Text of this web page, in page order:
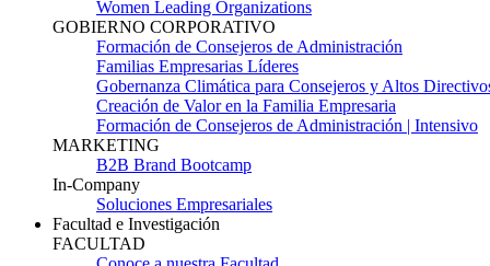
Women Leading Organizations
GOBIERNO CORPORATIVO
Formación de Consejeros de Administración
Familias Empresarias Líderes
Gobernanza Climática para Consejeros y Altos
Creación de Valor en la Familia Empresaria
Formación de Consejeros de Administración | Intensivo
MARKETING
B2B Brand Bootcamp
In-Company
Soluciones Empresariales
Facultad e Investigación
FACULTAD